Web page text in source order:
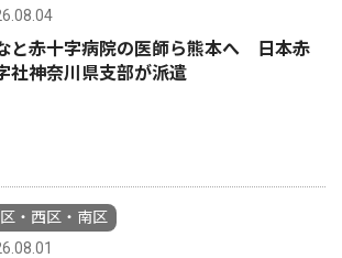
と赤十字病院の医師ら熊本へ 日本赤
社神奈川県支部が派遣
・西区・南区